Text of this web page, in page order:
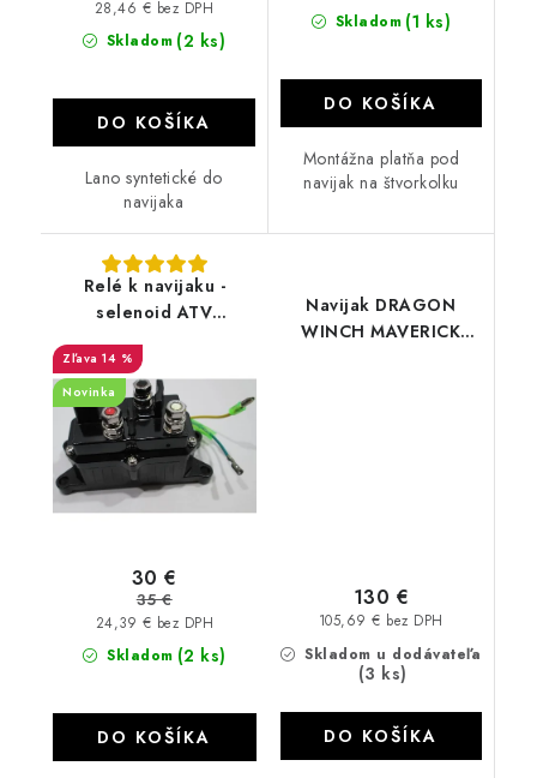
Skladom (2 ks)
28,46 € bez DPH
DO KOŠÍKA
Lano syntetické do
navijaka
Skladom (1 ks)
DO KOŠÍKA
Montážna platňa pod
navijak na štvorkolku
Relé k navijaku -
selenoid ATV
14 %
Novinka
Skladom (2 ks)
24,39 € bez DPH
30 €
35 €
DO KOŠÍKA
Navijak DRAGON
WINCH MAVERICK
Skladom u dodávateľa
(3 ks)
105,69 € bez DPH
130 €
DO KOŠÍKA